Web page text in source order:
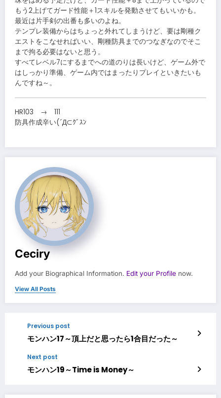
もう2上げてガード性能＋1スキルを発動させてもいいかも。
最近は片手剣の出番も多いのよね。
テンプレ装備からはちょっと外れてしまうけど、要は剛種ク
エストをこなせればいい、剛種防具までのつなぎなのでそこ
まで拘る必要はないと思う。
すべてレベル7にするまでへの道のりは長いけど、ゲーム外で
はしっかり準備、ゲーム内ではまったりプレイといきたいも
んですね～。
HR103 → 111
防具作成辛い(´Д⊂ｸﾞｽﾝ
Ceciry
Add your Biographical Information. Edit your Profile now.
View All Posts
Previous post
モンハン17～頂上だと思ったら1合目だった～
Next post
モンハン19～Time is Money～